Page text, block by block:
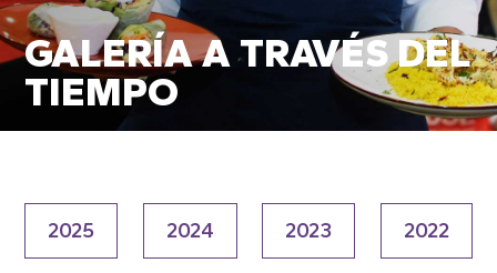
GALERÍA A TRAVÉS DEL
TIEMPO
2025 2024 2023 2022